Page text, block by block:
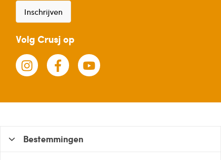
Inschrijven
Volg Crusj op
Bestemmingen